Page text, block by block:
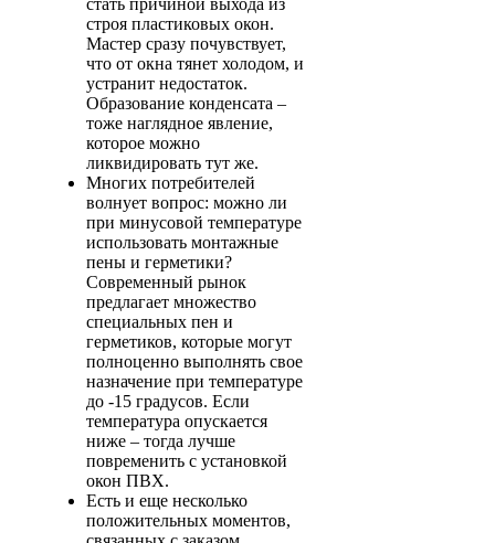
стать причиной выхода из
строя пластиковых окон.
Мастер сразу почувствует,
что от окна тянет холодом, и
устранит недостаток.
Образование конденсата –
тоже наглядное явление,
которое можно
ликвидировать тут же.
Многих потребителей
волнует вопрос: можно ли
при минусовой температуре
использовать монтажные
пены и герметики?
Современный рынок
предлагает множество
специальных пен и
герметиков, которые могут
полноценно выполнять свое
назначение при температуре
до -15 градусов. Если
температура опускается
ниже – тогда лучше
повременить с установкой
окон ПВХ.
Есть и еще несколько
положительных моментов,